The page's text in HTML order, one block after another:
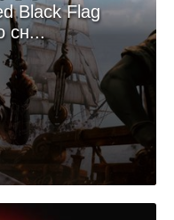
Black Flag
сн...